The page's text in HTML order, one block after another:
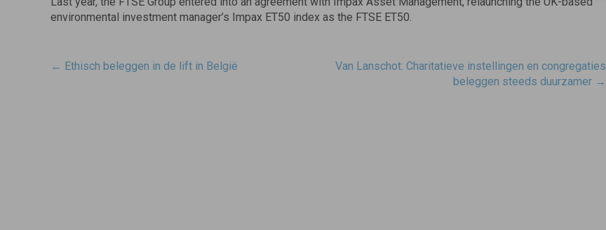
environmental investment manager’s Impax ET50 index as the FTSE ET50.
Post
← Ethisch beleggen in de lift in België
Van Lanschot: Charitatieve instellingen en congregaties
beleggen steeds duurzamer →